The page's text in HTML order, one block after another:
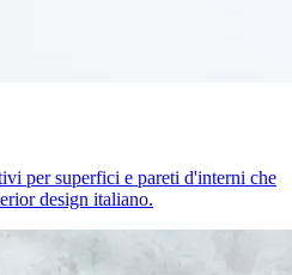
per superfici e pareti d'interni che
design italiano.